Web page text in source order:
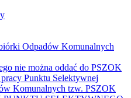
Odpadów Komunalnych
nie można oddać do PSZOK
Punktu Selektywnej
Komunalnych tzw. PSZOK